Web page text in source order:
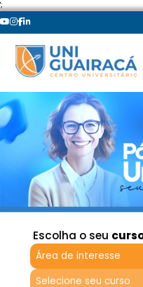
';
Escolha o seu
Área de interesse
Selecione seu curso